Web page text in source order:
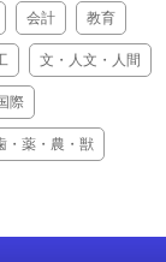
会計 教育
文・人文・人間
際
・薬・農・獣